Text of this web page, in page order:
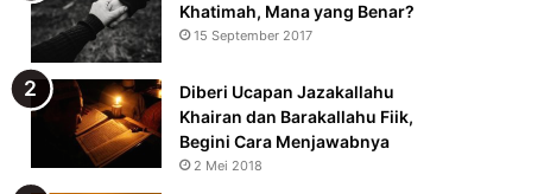
Khatimah, Mana yang Benar?
15 September 2017
Diberi Ucapan Jazakallahu
Khairan dan Barakallahu Fiik,
Begini Cara Menjawabnya
2 Mei 2018